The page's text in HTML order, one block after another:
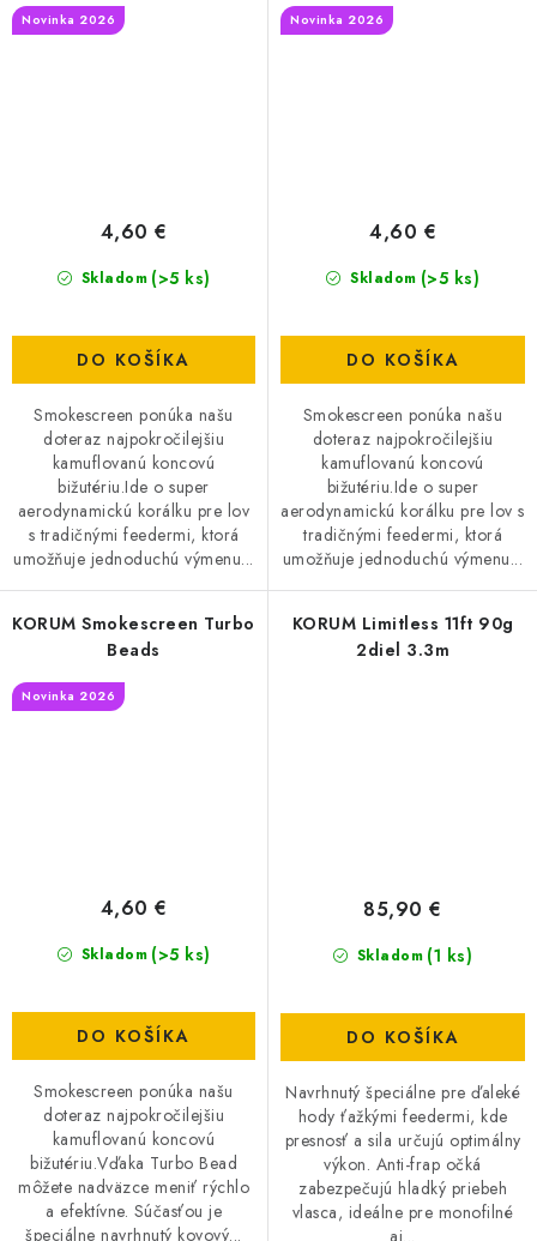
Novinka 2026
Skladom (>5 ks)
4,60 €
DO KOŠÍKA
Smokescreen ponúka našu
doteraz najpokročilejšiu
kamuflovanú koncovú
bižutériu.Ide o super
aerodynamickú korálku pre lov
s tradičnými feedermi, ktorá
umožňuje jednoduchú výmenu...
Novinka 2026
Skladom (>5 ks)
4,60 €
DO KOŠÍKA
Smokescreen ponúka našu
doteraz najpokročilejšiu
kamuflovanú koncovú
bižutériu.Ide o super
aerodynamickú korálku pre lov s
tradičnými feedermi, ktorá
umožňuje jednoduchú výmenu...
KORUM Smokescreen Turbo
Beads
Novinka 2026
Skladom (>5 ks)
4,60 €
DO KOŠÍKA
Smokescreen ponúka našu
doteraz najpokročilejšiu
kamuflovanú koncovú
bižutériu.Vďaka Turbo Bead
môžete nadväzce meniť rýchlo
a efektívne. Súčasťou je
špeciálne navrhnutý kovový...
KORUM Limitless 11ft 90g
2diel 3.3m
Skladom (1 ks)
85,90 €
DO KOŠÍKA
Navrhnutý špeciálne pre ďaleké
hody ťažkými feedermi, kde
presnosť a sila určujú optimálny
výkon. Anti-frap očká
zabezpečujú hladký priebeh
vlasca, ideálne pre monofilné
aj...